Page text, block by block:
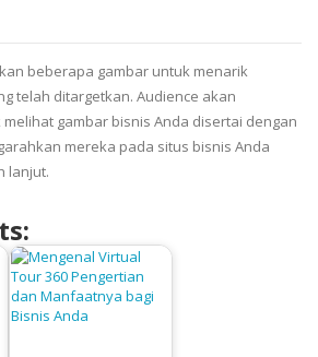
beberapa gambar untuk menarik
telah ditargetkan. Audience akan
gambar bisnis Anda disertai dengan
mereka pada situs bisnis Anda
lanjut.